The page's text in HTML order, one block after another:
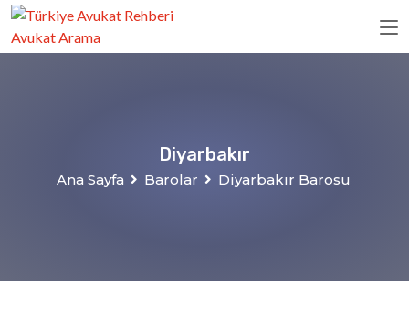
Diyarbakır
Ana Sayfa Barolar Diyarbakır Barosu